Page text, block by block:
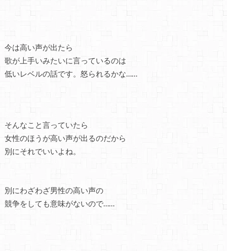
今は高い声が出たら
歌が上手いみたいに言っているのは
低いレベルの話です。怒られるかな……
そんなこと言っていたら
女性のほうが高い声が出るのだから
別にそれでいいよね。
別にわざわざ男性の高い声の
競争をしても意味がないので……